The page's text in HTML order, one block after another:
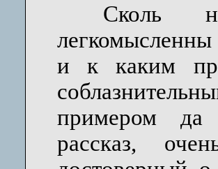
Сколь
и к каким
примером да
рассказ,